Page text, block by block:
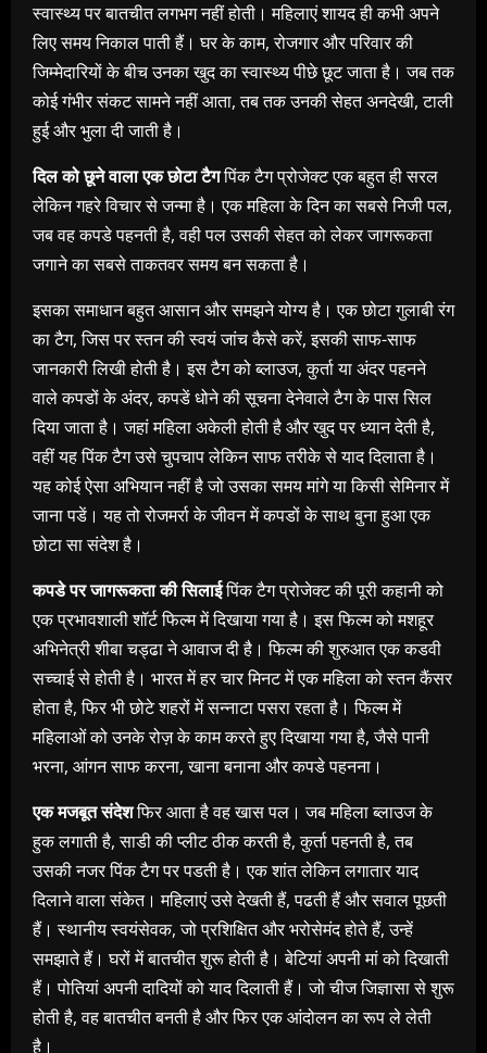
स्वास्थ्य पर बातचीत लगभग नहीं होती। महिलाएं शायद ही कभी अपने
लिए समय निकाल पाती हैं। घर के काम, रोजगार और परिवार की
जिम्मेदारियों के बीच उनका खुद का स्वास्थ्य पीछे छूट जाता है। जब तक
कोई गंभीर संकट सामने नहीं आता, तब तक उनकी सेहत अनदेखी, टाली
हुई और भुला दी जाती है।
दिल को छूने वाला एक छोटा टैगपिंक टैग प्रोजेक्ट एक बहुत ही सरल
लेकिन गहरे विचार से जन्मा है। एक महिला के दिन का सबसे निजी पल,
जब वह कपडे पहनती है, वही पल उसकी सेहत को लेकर जागरूकता
जगाने का सबसे ताकतवर समय बन सकता है।
इसका समाधान बहुत आसान और समझने योग्य है। एक छोटा गुलाबी रंग
का टैग, जिस पर स्तन की स्वयं जांच कैसे करें, इसकी साफ-साफ
जानकारी लिखी होती है। इस टैग को ब्लाउज, कुर्ता या अंदर पहनने
वाले कपडों के अंदर, कपडें धोने की सूचना देनेवाले टैग के पास सिल
दिया जाता है। जहां महिला अकेली होती है और खुद पर ध्यान देती है,
वहीं यह पिंक टैग उसे चुपचाप लेकिन साफ तरीके से याद दिलाता है।
यह कोई ऐसा अभियान नहीं है जो उसका समय मांगे या किसी सेमिनार में
जाना पडें। यह तो रोजमर्रा के जीवन में कपडों के साथ बुना हुआ एक
छोटा सा संदेश है।
कपडे पर जागरूकता की सिलाईपिंक टैग प्रोजेक्ट की पूरी कहानी को
एक प्रभावशाली शॉर्ट फिल्म में दिखाया गया है। इस फिल्म को मशहूर
अभिनेत्री शीबा चड्ढा ने आवाज दी है। फिल्म की शुरुआत एक कडवी
सच्चाई से होती है। भारत में हर चार मिनट में एक महिला को स्तन कैंसर
होता है, फिर भी छोटे शहरों में सन्नाटा पसरा रहता है। फिल्म में
महिलाओं को उनके रोज़ के काम करते हुए दिखाया गया है, जैसे पानी
भरना, आंगन साफ करना, खाना बनाना और कपडे पहनना।
एक मजबूत संदेशफिर आता है वह खास पल। जब महिला ब्लाउज के
हुक लगाती है, साडी की प्लीट ठीक करती है, कुर्ता पहनती है, तब
उसकी नजर पिंक टैग पर पडती है। एक शांत लेकिन लगातार याद
दिलाने वाला संकेत। महिलाएं उसे देखती हैं, पढती हैं और सवाल पूछती
हैं। स्थानीय स्वयंसेवक, जो प्रशिक्षित और भरोसेमंद होते हैं, उन्हें
समझाते हैं। घरों में बातचीत शुरू होती है। बेटियां अपनी मां को दिखाती
हैं। पोतियां अपनी दादियों को याद दिलाती हैं। जो चीज जिज्ञासा से शुरू
होती है, वह बातचीत बनती है और फिर एक आंदोलन का रूप ले लेती
है।